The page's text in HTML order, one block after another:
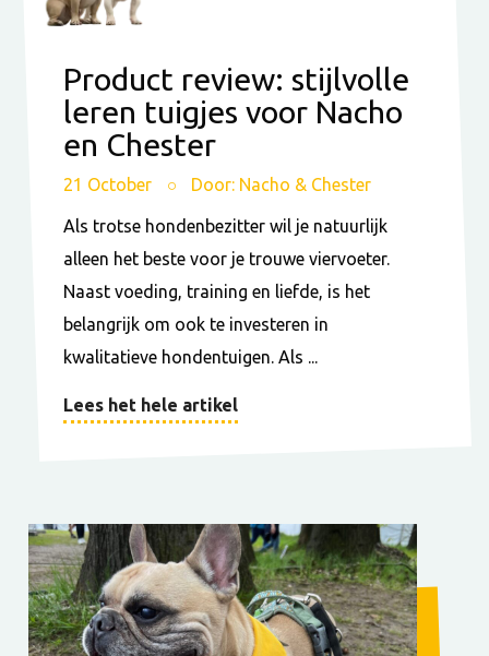
Product review: stijlvolle
leren tuigjes voor Nacho
en Chester
21 October Door: Nacho & Chester
Als trotse hondenbezitter wil je natuurlijk
alleen het beste voor je trouwe viervoeter.
Naast voeding, training en liefde, is het
belangrijk om ook te investeren in
kwalitatieve hondentuigen. Als ...
Lees het hele artikel